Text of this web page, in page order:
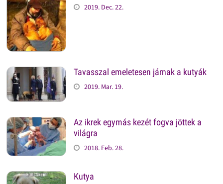
2019. Dec. 22.
Tavasszal emeletesen járnak a kutyák
2019. Mar. 19.
Az ikrek egymás kezét fogva jöttek a
világra
2018. Feb. 28.
Kutya